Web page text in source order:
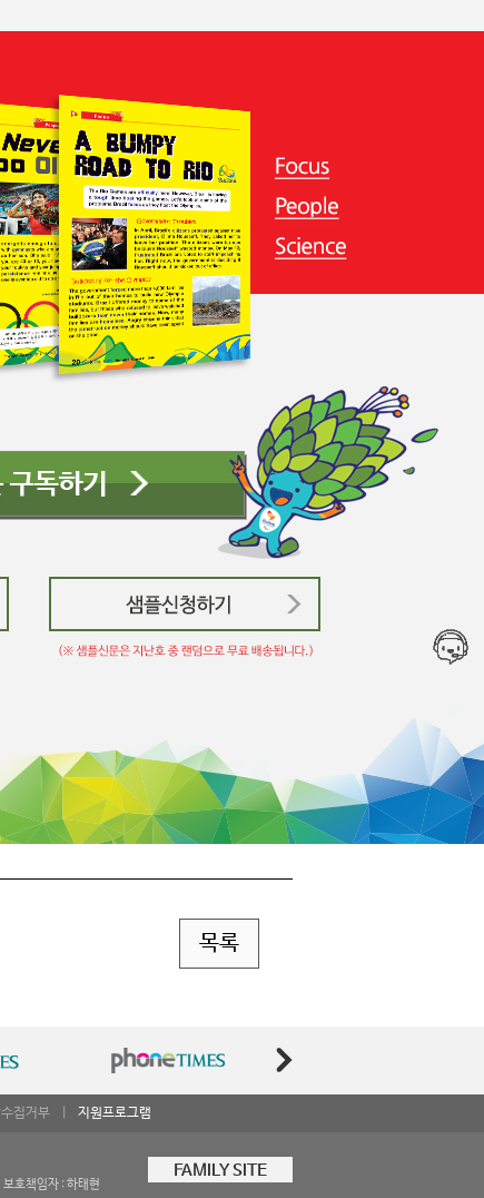
목록
집거부 지원프로그램
책임자 : 하태현
FAMILY SITE